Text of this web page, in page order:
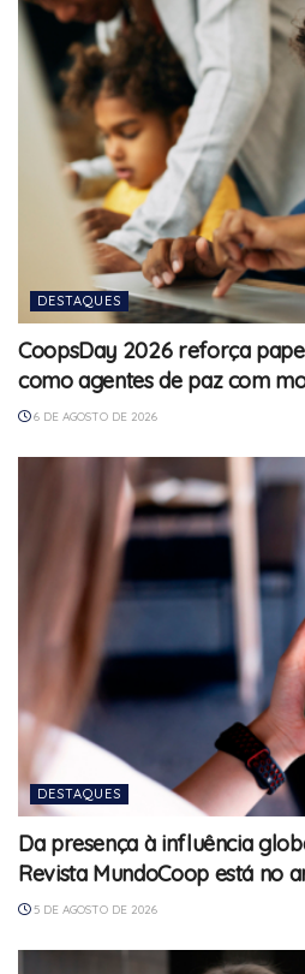
DESTAQUES
CoopsDay 2026 reforça
como agentes de paz com
6 DE AGOSTO DE 2026
DESTAQUES
Da presença à influência
Revista MundoCoop está no
5 DE AGOSTO DE 2026